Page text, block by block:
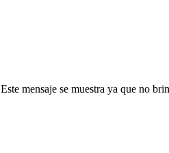
mensaje se muestra ya que no